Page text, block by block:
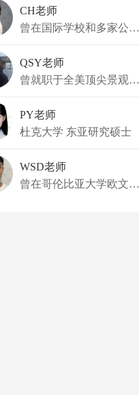
CH老师
曾在国际学校和多家公关公司任职
QSY老师
曾就职于全美顶尖景观事务所
PY老师
杜克大学 东亚研究硕士
WSD老师
曾在哥伦比亚大学欧文医学中心担任研究助理